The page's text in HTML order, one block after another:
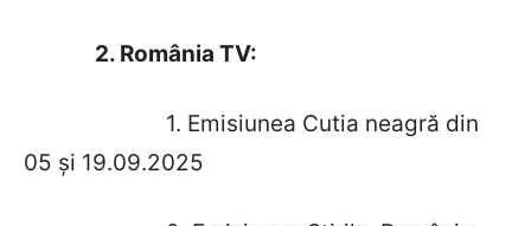
2. România TV:
1. Emisiunea Cutia neagră din
05 și 19.09.2025